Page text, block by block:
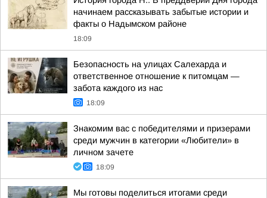
начинаем рассказывать забытые истории и
факты о Надымском районе
18:09
Безопасность на улицах Салехарда и
ответственное отношение к питомцам —
забота каждого из нас
18:09
Знакомим вас с победителями и призерами
среди мужчин в категории «Любители» в
личном зачете
18:09
Мы готовы поделиться итогами среди